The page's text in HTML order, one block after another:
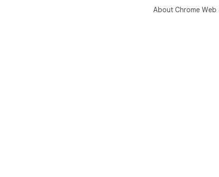
About Chrome Web